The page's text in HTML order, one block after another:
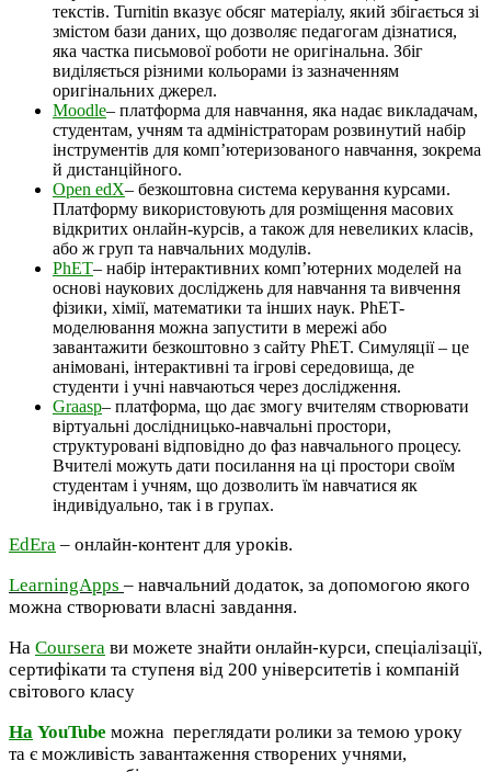
текстів. Turnitin вказує обсяг матеріалу, який збігається зі
змістом бази даних, що дозволяє педагогам дізнатися,
яка частка письмової роботи не оригінальна. Збіг
виділяється різними кольорами із зазначенням
оригінальних джерел.
Moodle– платформа для навчання, яка надає викладачам,
студентам, учням та адміністраторам розвинутий набір
інструментів для комп’ютеризованого навчання, зокрема
й дистанційного.
Open edX– безкоштовна система керування курсами.
Платформу використовують для розміщення масових
відкритих онлайн-курсів, а також для невеликих класів,
або ж груп та навчальних модулів.
PhET– набір інтерактивних комп’ютерних моделей на
основі наукових досліджень для навчання та вивчення
фізики, хімії, математики та інших наук. PhET-
моделювання можна запустити в мережі або
завантажити безкоштовно з сайту PhET. Симуляції – це
анімовані, інтерактивні та ігрові середовища, де
студенти і учні навчаються через дослідження.
Graasp– платформа, що дає змогу вчителям створювати
віртуальні дослідницько-навчальні простори,
структуровані відповідно до фаз навчального процесу.
Вчителі можуть дати посилання на ці простори своїм
студентам і учням, що дозволить їм навчатися як
індивідуально, так і в групах.
EdEra – онлайн-контент для уроків.
LearningApps – навчальний додаток, за допомогою якого
можна створювати власні завдання.
На Coursera ви можете знайти онлайн-курси, спеціалізації,
сертифікати та ступеня від 200 університетів і компаній
світового класу
На YouTube можна переглядати ролики за темою уроку
та є можливість завантаження створених учнями,